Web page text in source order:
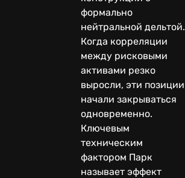
формально
нейтральной дельтой.
Когда корреляции
между рисковыми
активами резко
выросли, эти позиции
начали закрываться
одновременно.
Ключевым
техническим
фактором Парк
называет эффект